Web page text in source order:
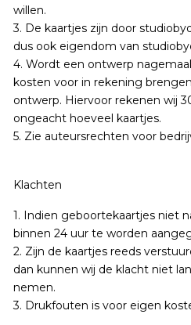
willen.
3. De kaartjes zijn door
dus ook eigendom van
4. Wordt een ontwerp
kosten voor in rekening
ontwerp. Hiervoor rekenen wij
ongeacht hoeveel kaartjes.
5. Zie auteursrechten voor
Klachten
1. Indien geboortekaartjes niet
binnen 24 uur te worden
2. Zijn de kaartjes reeds
dan kunnen wij de klacht niet
nemen.
3. Drukfouten is voor eigen